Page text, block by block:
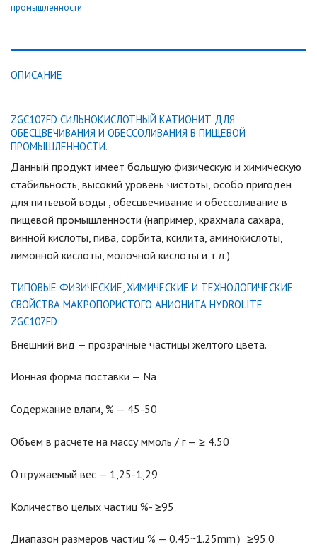
промышленности
ОПИСАНИЕ
ZGC107FD СИЛЬНОКИСЛОТНЫЙ КАТИОНИТ ДЛЯ
ОБЕСЦВЕЧИВАНИЯ И ОБЕССОЛИВАНИЯ В ПИЩЕВОЙ
ПРОМЫШЛЕННОСТИ.
Данный продукт имеет большую физическую и химическую
стабильность, высокий уровень чистоты, особо пригоден
для питьевой воды , обесцвечивание и обессоливание в
пищевой промышленности (например, крахмала сахара,
винной кислоты, пива, сорбита, ксилита, аминокислоты,
лимонной кислоты, молочной кислоты и т.д.)
ТИПОВЫЕ ФИЗИЧЕСКИЕ, ХИМИЧЕСКИЕ И ТЕХНОЛОГИЧЕСКИЕ
СВОЙСТВА МАКРОПОРИСТОГО АНИОНИТА HYDROLITE
ZGC107FD:
Внешний вид — прозрачные частицы желтого цвета.
Ионная форма поставки — Na
Содержание влаги, % — 45-50
Объем в расчете на массу ммоль / г — ≥ 4.50
Отгружаемый вес — 1,25-1,29
Количество целых частиц %- ≥95
Диапазон размеров частиц % — 0.45~1.25mm）≥95.0